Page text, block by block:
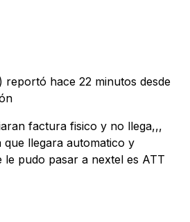
reportó hace 22 minutos desde
factura fisico y no llega,,,
llegara automatico y
pudo pasar a nextel es ATT